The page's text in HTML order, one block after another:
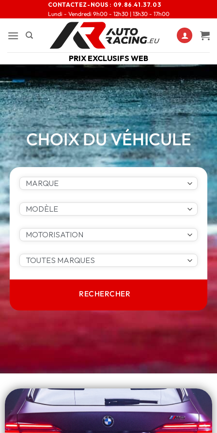
CONTACTEZ-NOUS : 09.86.41.37.03
Lundi - Vendredi 9h00 - 12h30 | 13h30 - 17h00
PRIX EXCLUSIFS WEB
CHOIX DU VÉHICULE
RECHERCHER